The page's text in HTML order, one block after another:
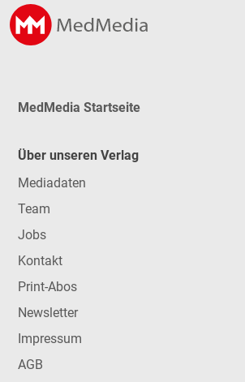
MedMedia Startseite
Über unseren Verlag
Mediadaten
Team
Jobs
Kontakt
Print-Abos
Newsletter
Impressum
AGB